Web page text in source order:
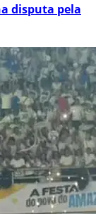
disputa pela